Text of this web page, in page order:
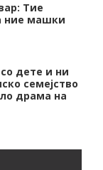
Тие
ние машки
дете и ни
семејство
драма на